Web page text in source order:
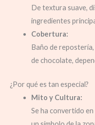
De textura suave,
ingredientes
Cobertura:
Baño de
de chocolate,
¿Por qué es tan especial?
Mito y Cultura:
Se ha convertido